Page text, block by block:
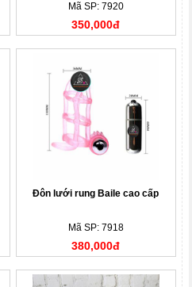
Mã SP: 7920
350,000đ
Đôn lưới rung Baile cao cấp
Mã SP: 7918
380,000đ